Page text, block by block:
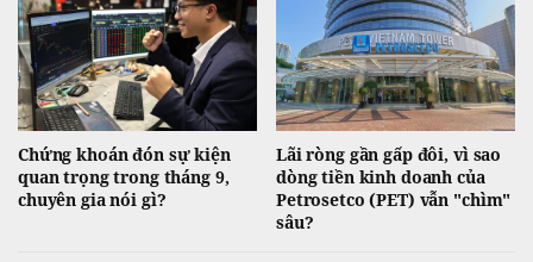
Chứng khoán đón sự kiện
quan trọng trong tháng 9,
chuyên gia nói gì?
Lãi ròng gần gấp đôi, vì sao
dòng tiền kinh doanh của
Petrosetco (PET) vẫn "chìm"
sâu?